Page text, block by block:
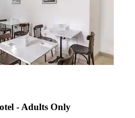
- Adults Only